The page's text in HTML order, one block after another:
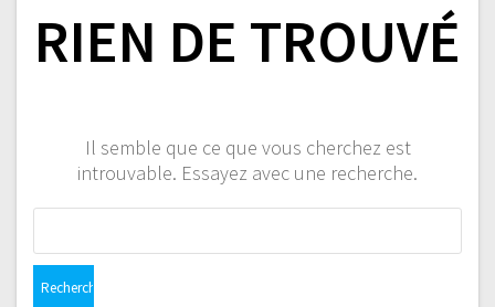
RIEN DE TROUVÉ
Il semble que ce que vous cherchez est
introuvable. Essayez avec une recherche.